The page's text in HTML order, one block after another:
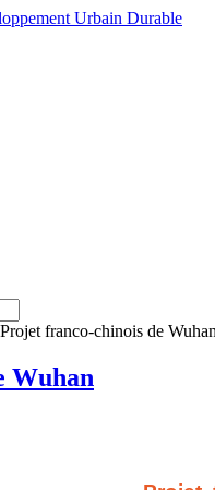
Urbain Durable
Projet franco-chinois de
Wuhan